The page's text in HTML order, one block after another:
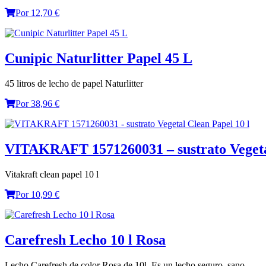
Por 12,70 €
Cunipic Naturlitter Papel 45 L
45 litros de lecho de papel Naturlitter
Por 38,96 €
VITAKRAFT 1571260031 – sustrato
Vitakraft clean papel 10 l
Por 10,99 €
Carefresh Lecho 10 l Rosa